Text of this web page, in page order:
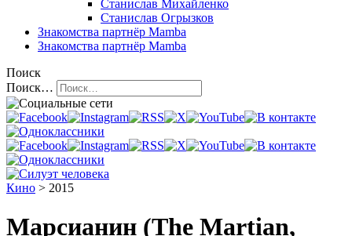
Станислав Михайленко
Станислав Огрызков
Знакомства партнёр Mamba
Знакомства партнёр Mamba
Поиск
Поиск…
Кино > 2015
Марсианин (The Martian,